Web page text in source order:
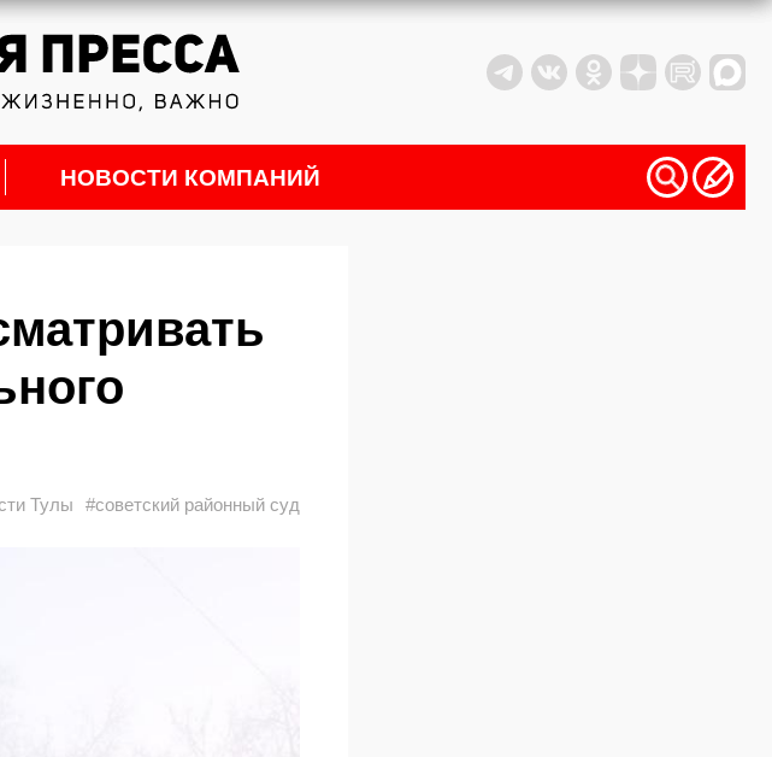
НОВОСТИ КОМПАНИЙ
Тулы #советский районный суд